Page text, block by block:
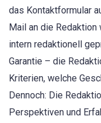
das Kontaktformular
Mail an die
intern redaktionell
Garantie – die
Kriterien, welche
Dennoch: Die
Perspektiven und